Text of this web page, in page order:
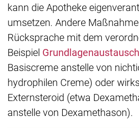
kann die Apotheke
umsetzen. Andere
Rücksprache mit dem
Beispiel Grundlagenaustausch
Basiscreme anstelle von
hydrophilen Creme) oder
Externsteroid (etwa
anstelle von Dexamethason).